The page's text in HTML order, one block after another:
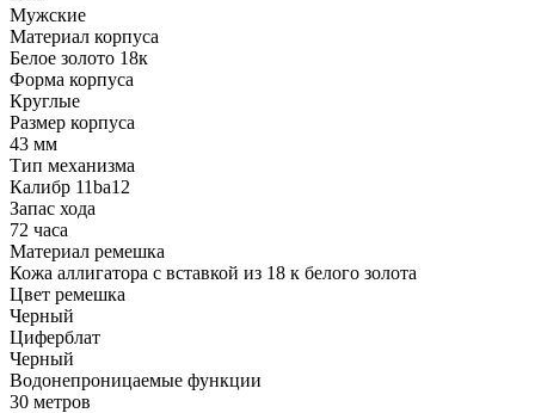
Мужские
Материал корпуса
Белое золото 18к
Форма корпуса
Круглые
Размер корпуса
43 мм
Тип механизма
Калибр 11ba12
Запас хода
72 часа
Материал ремешка
Кожа аллигатора с вставкой из 18 к белого золота
Цвет ремешка
Черный
Циферблат
Черный
Водонепроницаемые функции
30 метров